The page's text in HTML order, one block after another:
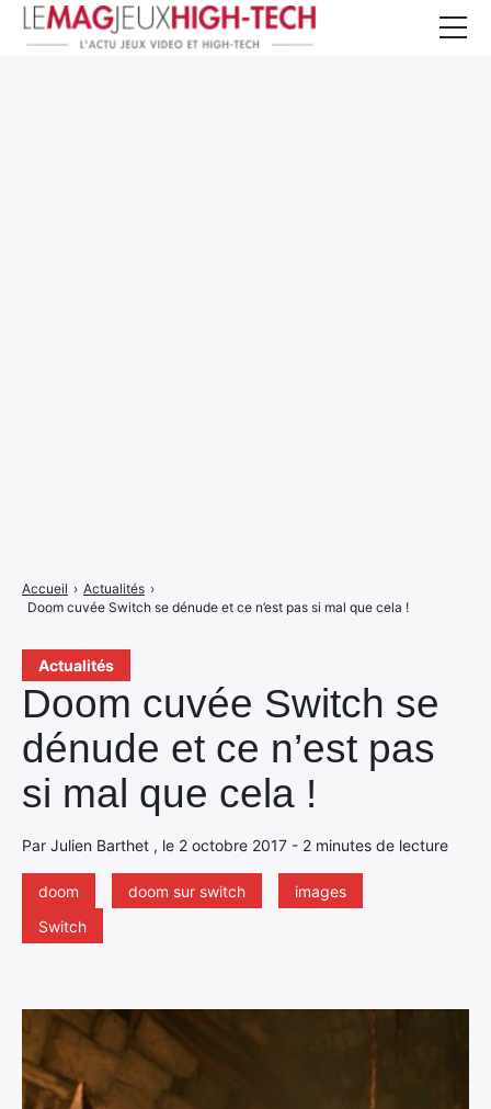
Actualités
Doom cuvée Switch se
dénude et ce n’est pas
si mal que cela !
Par Julien Barthet , le 2 octobre 2017 - 2 minutes de lecture
doom doom sur switch
images
Switch
Accueil › Actualités ›
Doom cuvée Switch se dénude et ce n’est pas si mal que cela !